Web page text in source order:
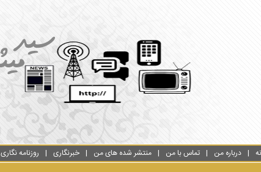
درباره من تماس با من منتشر شده های من خبرنگاری روزنامه نگاری